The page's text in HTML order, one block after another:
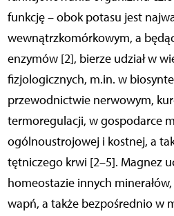
funkcję – obok potasu jest
wewnątrzkomórkowym, a
enzymów [2], bierze udział w
fizjologicznych, m.in. w
przewodnictwie nerwowym,
termoregulacji, w gospodarce
ogólnoustrojowej i kostnej, a
tętniczego krwi [2–5]. Magnez
homeostazie innych
wapń, a także bezpośrednio w